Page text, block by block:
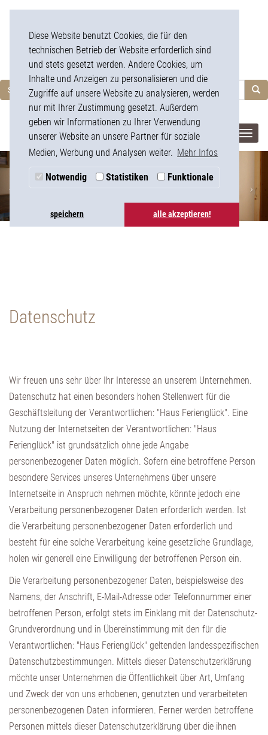
Diese Website benutzt Cookies, die für den
technischen Betrieb der Website erforderlich sind
und stets gesetzt werden. Andere Cookies, um
Inhalte und Anzeigen zu personalisieren und die
Zugriffe auf unsere Website zu analysieren, werden
nur mit Ihrer Zustimmung gesetzt. Außerdem
geben wir Informationen zu Ihrer Verwendung
unserer Website an unsere Partner für soziale
Medien, Werbung und Analysen weiter. Mehr Infos
Notwendig Statistiken Funktionale
speichern alle akzeptieren!
Sprache
Datenschutz
Wir freuen uns sehr über Ihr Interesse an unserem Unternehmen.
Datenschutz hat einen besonders hohen Stellenwert für die
Geschäftsleitung der Verantwortlichen: "Haus Ferienglück". Eine
Nutzung der Internetseiten der Verantwortlichen: "Haus
Ferienglück" ist grundsätzlich ohne jede Angabe
personenbezogener Daten möglich. Sofern eine betroffene Person
besondere Services unseres Unternehmens über unsere
Internetseite in Anspruch nehmen möchte, könnte jedoch eine
Verarbeitung personenbezogener Daten erforderlich werden. Ist
die Verarbeitung personenbezogener Daten erforderlich und
besteht für eine solche Verarbeitung keine gesetzliche Grundlage,
holen wir generell eine Einwilligung der betroffenen Person ein.
Die Verarbeitung personenbezogener Daten, beispielsweise des
Namens, der Anschrift, E-Mail-Adresse oder Telefonnummer einer
betroffenen Person, erfolgt stets im Einklang mit der Datenschutz-
Grundverordnung und in Übereinstimmung mit den für die
Verantwortlichen: "Haus Ferienglück" geltenden landesspezifischen
Datenschutzbestimmungen. Mittels dieser Datenschutzerklärung
möchte unser Unternehmen die Öffentlichkeit über Art, Umfang
und Zweck der von uns erhobenen, genutzten und verarbeiteten
personenbezogenen Daten informieren. Ferner werden betroffene
Personen mittels dieser Datenschutzerklärung über die ihnen